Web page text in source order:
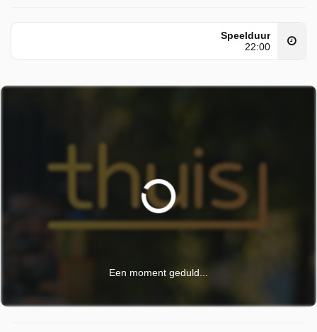
Speelduur
22:00
Een moment geduld...